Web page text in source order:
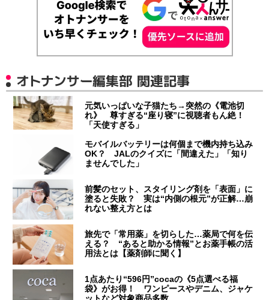
オトナンサー編集部 関連記事
元気いっぱいな子猫たち→突然の《電池切
れ》 尊すぎる“座り寝”に視聴者もん絶！
「天使すぎる」
モバイルバッテリーは何個まで機内持ち込み
OK？ JALのクイズに「間違えた」「知り
ませんでした」
前髪のセット、スタイリング剤を「表面」に
塗ると失敗？ 実は“内側の根元”が正解…崩
れない整え方とは
旅先で「常用薬」を切らした…薬局で何を伝
える？ “あると助かる情報”とお薬手帳の活
用法とは【薬剤師に聞く】
1点あたり“596円”cocaの《5点選べる福
袋》がお得！ ワンピースやデニム、ジャケ